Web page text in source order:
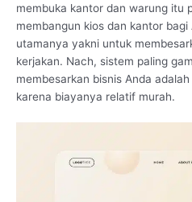
membuka kantor dan warung itu
membangun kios dan kantor bagi
utamanya yakni untuk
kerjakan. Nach, sistem paling
membesarkan bisnis Anda
karena biayanya relatif murah.